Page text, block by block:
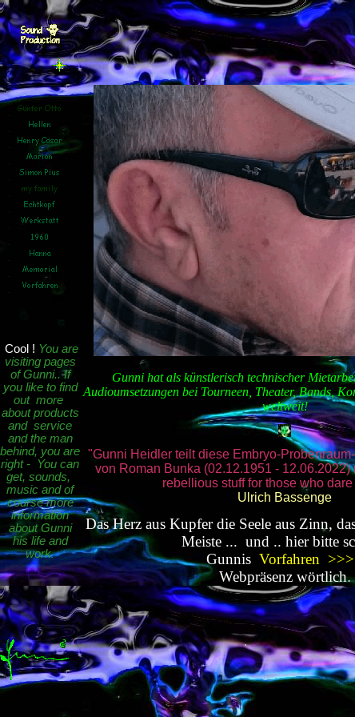
Cool ! You are
visiting pages
of Gunni.. If
you like to find
out more
about products
and service
and the man
behind, you are
right - You can
get, sounds,
music and of
course more
information
about Gunni
his life and
work.
Gunni hat als künstlerisch technischer
Audioumsetzungen bei Tourneen, Theater, Bands,
weltweit!
"Gunni Heidler teilt diese Embryo-
von Roman Bunka (02.12.1951 -
rebellious stuff for those who
Ulrich Bassenge
Das Herz aus Kupfer die Seele aus Zinn,
Meiste ... und .. hier bitte
Gunnis Vorfahren >>>
Webpräsenz wörtlich.
.